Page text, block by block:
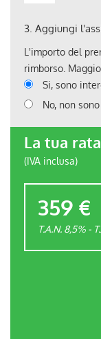
3. Aggiungi
L'importo del
rimborso.
Si, sono
No, non
La tua
(IVA inclusa)
359 €
T.A.N. 8,5% -